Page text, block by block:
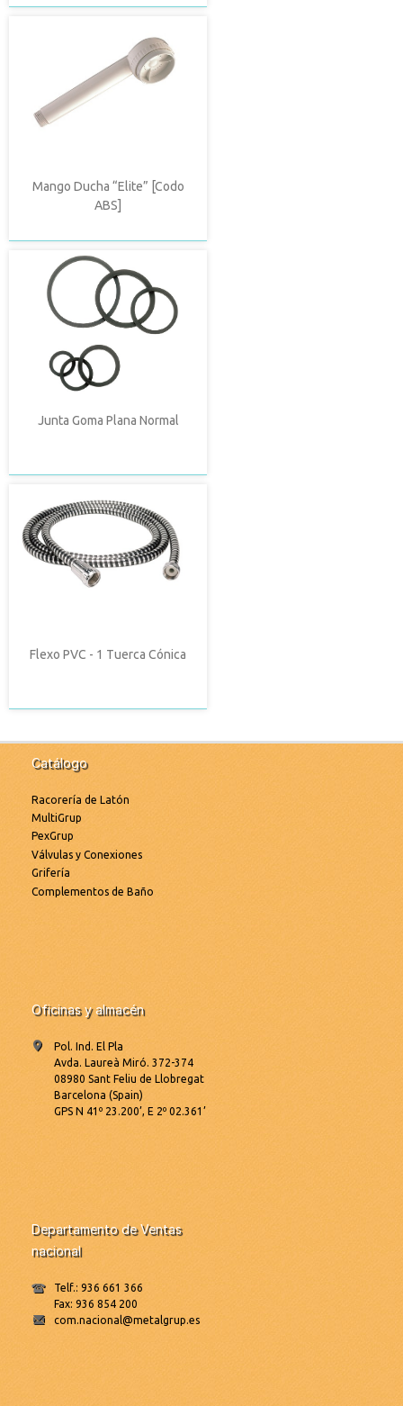
Mango Ducha “Elite” [Codo
ABS]
Junta Goma Plana Normal
Flexo PVC - 1 Tuerca Cónica
Catálogo
Racorería de Latón
MultiGrup
PexGrup
Válvulas y Conexiones
Grifería
Complementos de Baño
Oficinas y almacén
Pol. Ind. El Pla
Avda. Laureà Miró. 372-374
08980 Sant Feliu de Llobregat
Barcelona (Spain)
GPS N 41º 23.200’, E 2º 02.361’
Departamento de Ventas
nacional
Telf.: 936 661 366
Fax: 936 854 200
com.nacional@metalgrup.es